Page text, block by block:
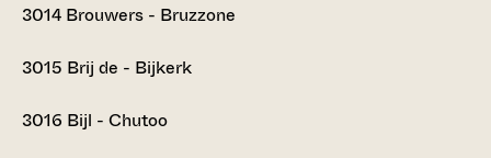
3014 Brouwers - Bruzzone
3015 Brij de - Bijkerk
3016 Bijl - Chutoo